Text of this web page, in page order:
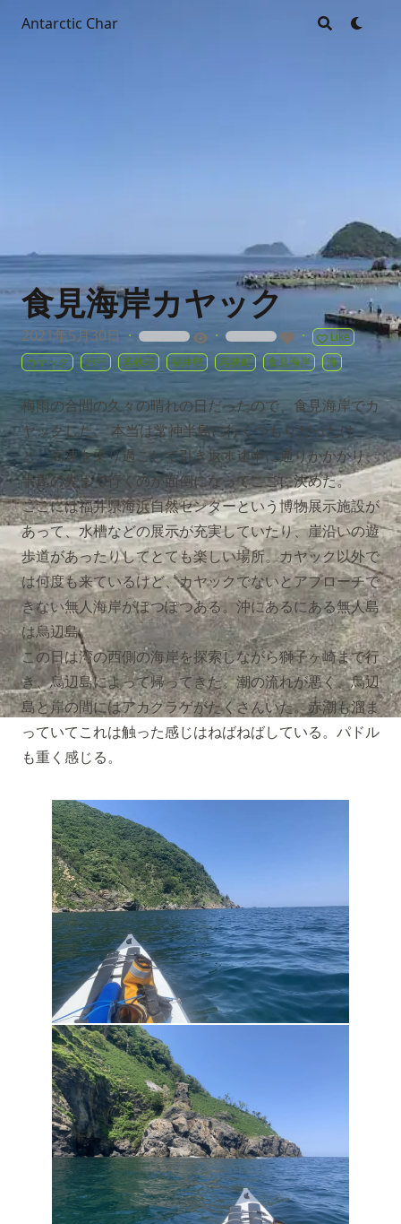
Antarctic Char
食見海岸カヤック
2021年5月30日 · loading · loading ·
Like
カヤック
旅行 若狭湾 福井県 若狭町 食見海岸 海
梅雨の合間の久々の晴れの日だったので、食見海岸でカ
ヤックした。 本当は常神半島に行くつもりだったけ
ど、高速を乗り過ごして引き返す途中に通りかかかり、
半島の先まで行くのが面倒になってここに決めた。
ここには福井県海浜自然センターという博物展示施設が
あって、水槽などの展示が充実していたり、崖沿いの遊
歩道があったりしてとても楽しい場所。カヤック以外で
は何度も来ているけど、カヤックでないとアプローチで
きない無人海岸がぽつぽつある。沖にあるにある無人島
は烏辺島。
この日は湾の西側の海岸を探索しながら獅子ヶ崎まで行
き、烏辺島によって帰ってきた。潮の流れが悪く、烏辺
島と岸の間にはアカクラゲがたくさんいた。赤潮も溜ま
っていてこれは触った感じはねばねばしている。パドル
も重く感じる。